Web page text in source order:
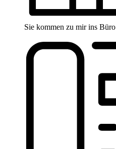
Sie kommen zu mir ins Büro